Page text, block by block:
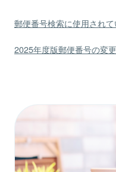
郵便番号検索に使用され
2025年度版郵便番号の変